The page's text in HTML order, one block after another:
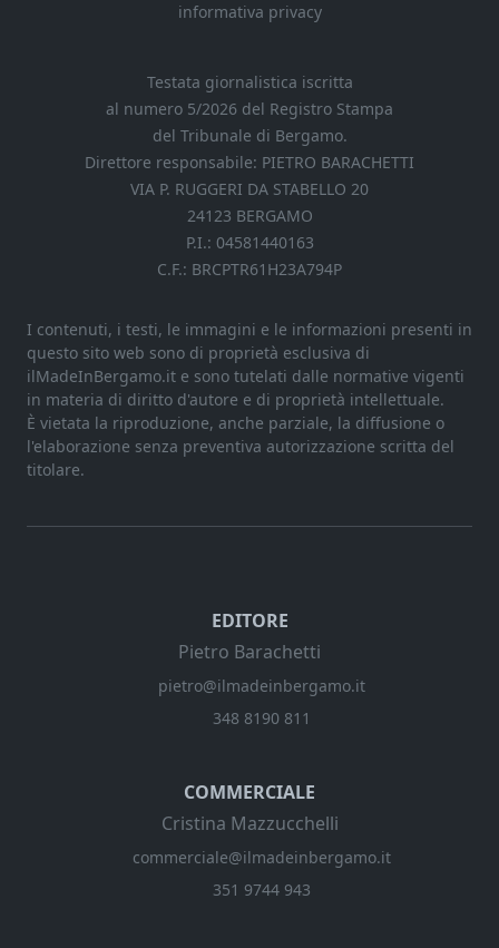
informativa privacy
Testata giornalistica iscritta
al numero 5/2026 del Registro Stampa
del Tribunale di Bergamo.
Direttore responsabile: PIETRO BARACHETTI
VIA P. RUGGERI DA STABELLO 20
24123 BERGAMO
P.I.: 04581440163
C.F.: BRCPTR61H23A794P
I contenuti, i testi, le immagini e le informazioni presenti in
questo sito web sono di proprietà esclusiva di
ilMadeInBergamo.it e sono tutelati dalle normative vigenti
in materia di diritto d'autore e di proprietà intellettuale.
È vietata la riproduzione, anche parziale, la diffusione o
l'elaborazione senza preventiva autorizzazione scritta del
titolare.
EDITORE
Pietro Barachetti
pietro@ilmadeinbergamo.it
348 8190 811
COMMERCIALE
Cristina Mazzucchelli
commerciale@ilmadeinbergamo.it
351 9744 943